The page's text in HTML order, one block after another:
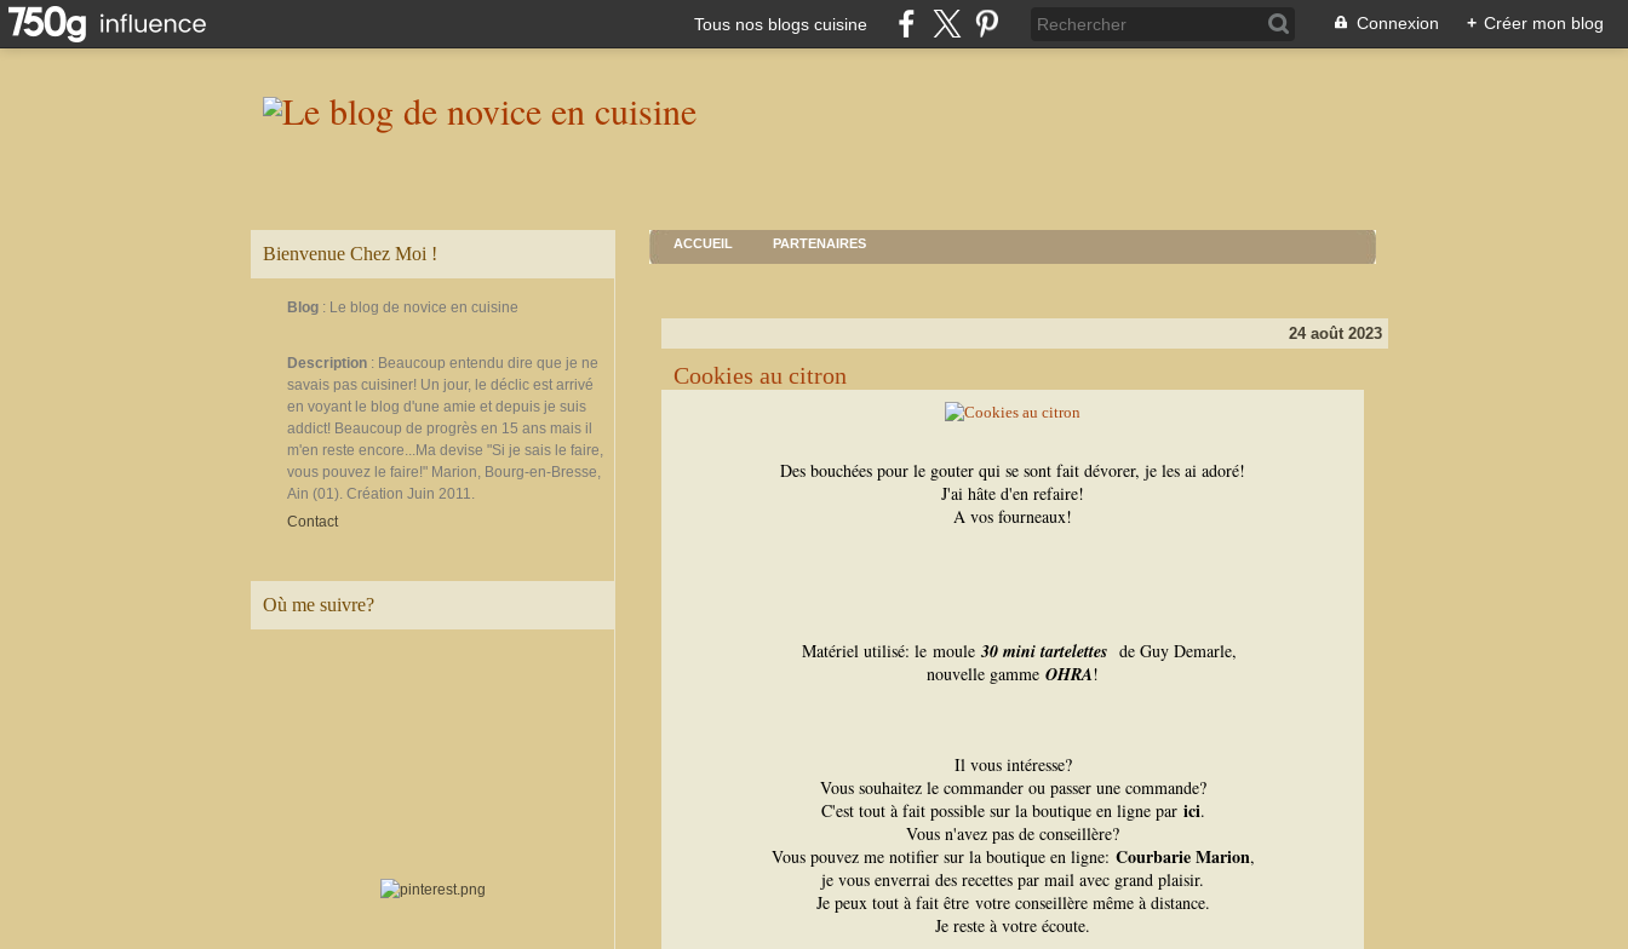
Tous nos blogs cuisine Connexion + Créer mon blog
Bienvenue Chez Moi !
Blog : Le blog de novice en cuisine
Description : Beaucoup entendu dire que je ne
savais pas cuisiner! Un jour, le déclic est arrivé
en voyant le blog d'une amie et depuis je suis
addict! Beaucoup de progrès en 15 ans mais il
m'en reste encore...Ma devise "Si je sais le faire,
vous pouvez le faire!" Marion, Bourg-en-Bresse,
Ain (01). Création Juin 2011.
Contact
Où me suivre?
ACCUEIL PARTENAIRES
24 août 2023
Cookies au citron
Des bouchées pour le gouter qui se sont fait dévorer, je les ai adoré!
J'ai hâte d'en refaire!
A vos fourneaux!
Matériel utilisé: le moule 30 mini tartelettes de Guy Demarle,
nouvelle gamme OHRA!
Il vous intéresse?
Vous souhaitez le commander ou passer une commande?
C'est tout à fait possible sur la boutique en ligne par ici.
Vous n'avez pas de conseillère?
Vous pouvez me notifier sur la boutique en ligne: Courbarie Marion,
je vous enverrai des recettes par mail avec grand plaisir.
Je peux tout à fait être votre conseillère même à distance.
Je reste à votre écoute.